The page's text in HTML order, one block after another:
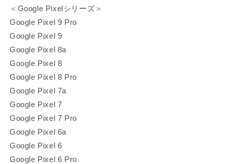
＜Google Pixelシリーズ＞
Google Pixel 9 Pro
Google Pixel 9
Google Pixel 8a
Google Pixel 8
Google Pixel 8 Pro
Google Pixel 7a
Google Pixel 7
Google Pixel 7 Pro
Google Pixel 6a
Google Pixel 6
Google Pixel 6 Pro